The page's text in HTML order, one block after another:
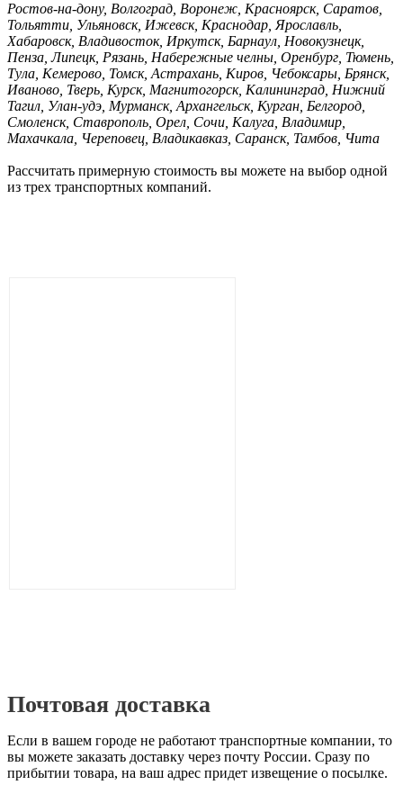
Ростов-на-дону, Волгоград, Воронеж, Красноярск, Саратов,
Тольятти, Ульяновск, Ижевск, Краснодар, Ярославль,
Хабаровск, Владивосток, Иркутск, Барнаул, Новокузнецк,
Пенза, Липецк, Рязань, Набережные челны, Оренбург, Тюмень,
Тула, Кемерово, Томск, Астрахань, Киров, Чебоксары, Брянск,
Иваново, Тверь, Курск, Магнитогорск, Калининград, Нижний
Тагил, Улан-удэ, Мурманск, Архангельск, Курган, Белгород,
Смоленск, Ставрополь, Орел, Сочи, Калуга, Владимир,
Махачкала, Череповец, Владикавказ, Саранск, Тамбов, Чита
Рассчитать примерную стоимость вы можете на выбор одной
из трех транспортных компаний.
Почтовая доставка
Если в вашем городе не работают транспортные компании, то
вы можете заказать доставку через почту России. Сразу по
прибытии товара, на ваш адрес придет извещение о посылке.